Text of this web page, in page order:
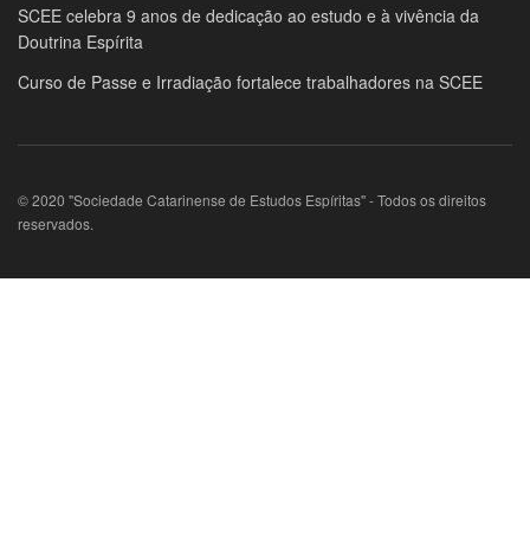
SCEE celebra 9 anos de dedicação ao estudo e à vivência da
Doutrina Espírita
Curso de Passe e Irradiação fortalece trabalhadores na SCEE
© 2020 "Sociedade Catarinense de Estudos Espíritas" - Todos os direitos
reservados.